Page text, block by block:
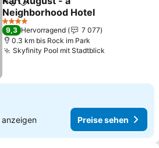
TeilenZu Favoriten hinzufügen
Neighborhood Hotel
Preise sehen
4 Sterne
9,3 Hervorragend
7 077
0.3 km bis Rock im Park
Skyfinity Pool mit Stadtblick
anzeigen Preise sehen